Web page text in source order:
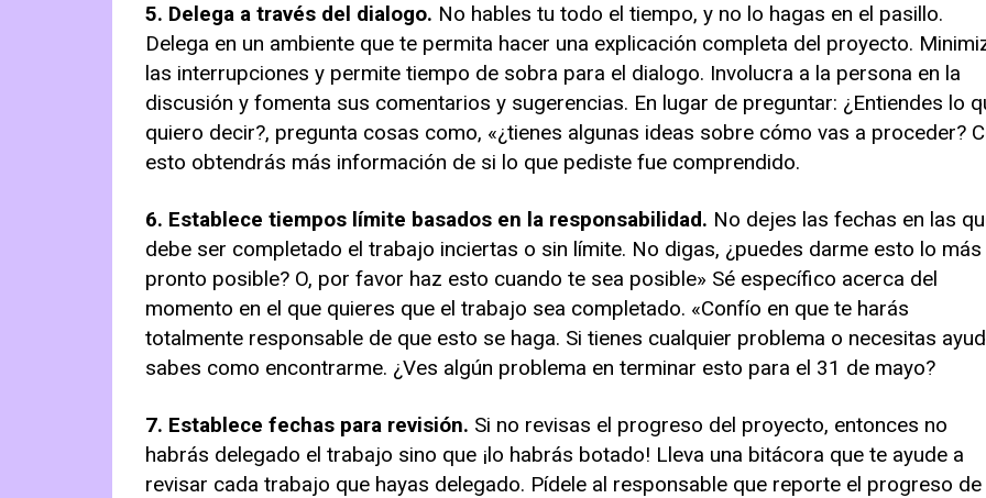
5. Delega a través del dialogo. No hables tu todo el tiempo, y no lo hagas en el pasillo.
Delega en un ambiente que te permita hacer una explicación completa del proyecto.
las interrupciones y permite tiempo de sobra para el dialogo. Involucra a la persona en la
discusión y fomenta sus comentarios y sugerencias. En lugar de preguntar: ¿Entiendes lo
quiero decir?, pregunta cosas como, «¿tienes algunas ideas sobre cómo vas a proceder?
esto obtendrás más información de si lo que pediste fue comprendido.
6. Establece tiempos límite basados en la responsabilidad. No dejes las fechas en las
debe ser completado el trabajo inciertas o sin límite. No digas, ¿puedes darme esto lo más
pronto posible? O, por favor haz esto cuando te sea posible» Sé específico acerca del
momento en el que quieres que el trabajo sea completado. «Confío en que te harás
totalmente responsable de que esto se haga. Si tienes cualquier problema o necesitas
sabes como encontrarme. ¿Ves algún problema en terminar esto para el 31 de mayo?
7. Establece fechas para revisión. Si no revisas el progreso del proyecto, entonces no
habrás delegado el trabajo sino que ¡lo habrás botado! Lleva una bitácora que te ayude a
revisar cada trabajo que hayas delegado. Pídele al responsable que reporte el progreso de